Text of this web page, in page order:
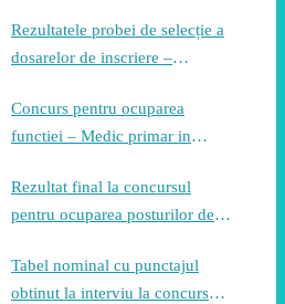
Rezultatele probei de selecție a
dosarelor de inscriere –
postului de medic pneumolog
Concurs pentru ocuparea
functiei – Medic primar in
Rezultat final la concursul
pentru ocuparea posturilor de
Tabel nominal cu punctajul
obtinut la interviu la concursul